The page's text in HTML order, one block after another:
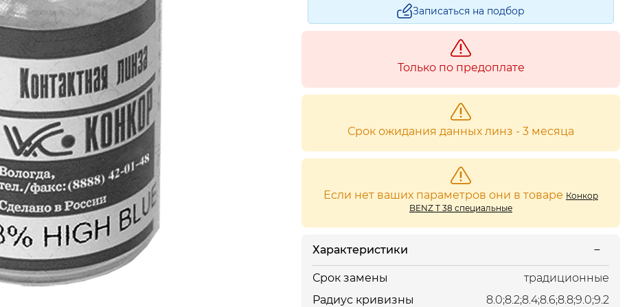
Записаться на подбор
Только по предоплате
Срок ожидания данных линз - 3 месяца
Если нет ваших параметров они в товаре Конкор
BENZ Т 38 специальные
Характеристики
Срок замены
традиционные
Радиус кривизны
8.0;8.2;8.4;8.6;8.8;9.0;9.2